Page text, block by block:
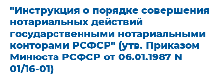
"Инструкция о порядке совершения
нотариальных действий
государственными нотариальными
конторами РСФСР" (утв. Приказом
Минюста РСФСР от 06.01.1987 N
01/16-01)